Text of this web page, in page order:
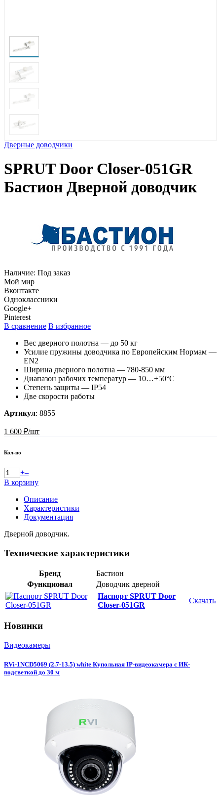
Дверные доводчики
SPRUT Door Closer-051GR
Бастион Дверной доводчик
Наличие: Под заказ
Мой мир
Вконтакте
Одноклассники
Google+
Pinterest
В сравнение В избранное
Вес дверного полотна — до 50 кг
Усилие пружины доводчика по Европейским Нормам —
EN2
Ширина дверного полотна — 780-850 мм
Диапазон рабочих температур — 10…+50°С
Степень защиты — IP54
Две скорости работы
Артикул: 8855
1 600 ₽/шт
Кол-во
+–
В корзину
Описание
Характеристики
Документация
Дверной доводчик.
Технические характеристики
Бренд
Бастион
Функционал
Доводчик дверной
Паспорт SPRUT Door
Closer-051GR
Скачать
Новинки
Видеокамеры
RVi-1NCD5069 (2.7-13.5) white Купольная IP-видеокамера с ИК-
подсветкой до 30 м